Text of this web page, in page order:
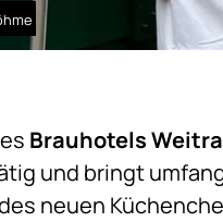
Brauhotels Weitra
und bringt
neuen